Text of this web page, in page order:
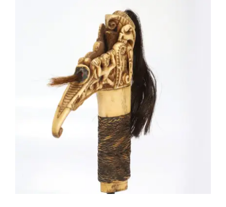
AS052 Poignée de sabre Mandau – Île
de Bornéo, Indonésie